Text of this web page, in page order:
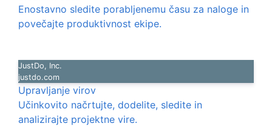
Enostavno sledite porabljenemu času za naloge in
povečajte produktivnost ekipe.
JustDo, Inc.
justdo.com
Upravljanje virov
Učinkovito načrtujte, dodelite, sledite in
analizirajte projektne vire.